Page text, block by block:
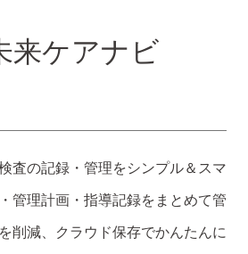
来ケアナビ
査の記録・管理をシンプル＆スマ
管理計画・指導記録をまとめて管
削減、クラウド保存でかんたんに